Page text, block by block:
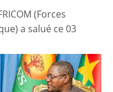
(Forces
a salué ce 03